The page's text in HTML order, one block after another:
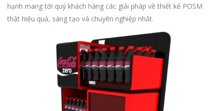
hạnh mang tới quý khách hàng các giải pháp về thiết kế POSM
thật hiệu quả, sáng tạo và chuyên nghiệp nhất.